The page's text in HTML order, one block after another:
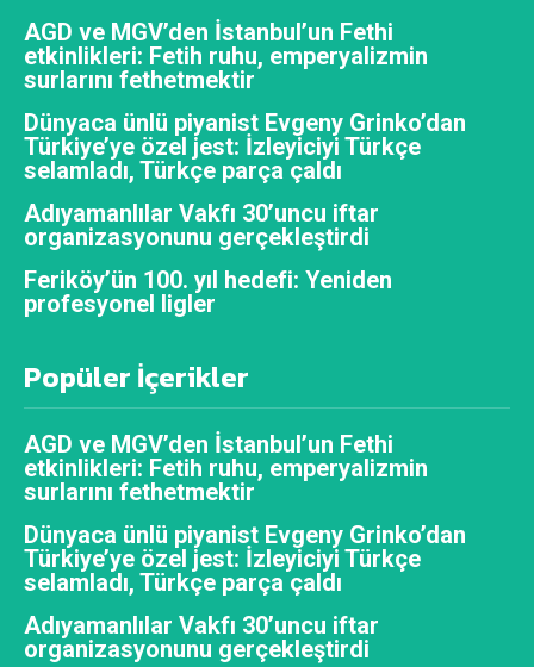
AGD ve MGV’den İstanbul’un Fethi
etkinlikleri: Fetih ruhu, emperyalizmin
surlarını fethetmektir
Dünyaca ünlü piyanist Evgeny Grinko’dan
Türkiye’ye özel jest: İzleyiciyi Türkçe
selamladı, Türkçe parça çaldı
Adıyamanlılar Vakfı 30’uncu iftar
organizasyonunu gerçekleştirdi
Feriköy’ün 100. yıl hedefi: Yeniden
profesyonel ligler
Popüler İçerikler
AGD ve MGV’den İstanbul’un Fethi
etkinlikleri: Fetih ruhu, emperyalizmin
surlarını fethetmektir
Dünyaca ünlü piyanist Evgeny Grinko’dan
Türkiye’ye özel jest: İzleyiciyi Türkçe
selamladı, Türkçe parça çaldı
Adıyamanlılar Vakfı 30’uncu iftar
organizasyonunu gerçekleştirdi